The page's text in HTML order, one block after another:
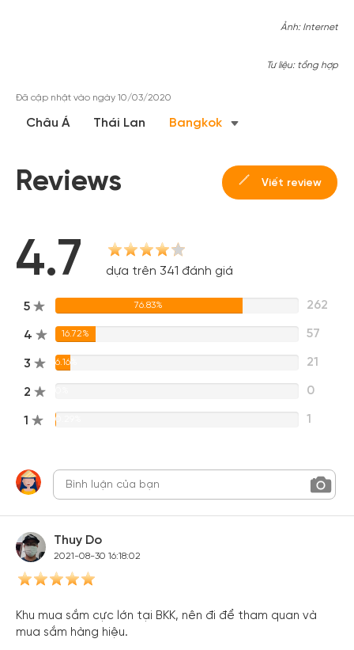
Ảnh: Internet
Tư liệu: tổng hợp
Đã cập nhật vào ngày 10/03/2020
Châu Á Thái Lan Bangkok
Reviews Viết review
4.7 dựa trên 341 đánh giá
5 76.83% 262
4 16.72% 57
3 6.16% 21
2 0
1 0.29% 1
Thuy Do
2021-08-30 16:18:02
Khu mua sắm cực lớn tại BKK, nên đi để tham quan và
mua sắm hàng hiệu.